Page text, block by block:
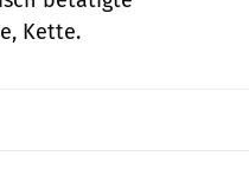
Kette.